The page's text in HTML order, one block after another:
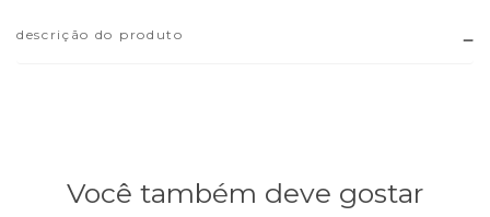
descrição do produto
Você também deve gostar